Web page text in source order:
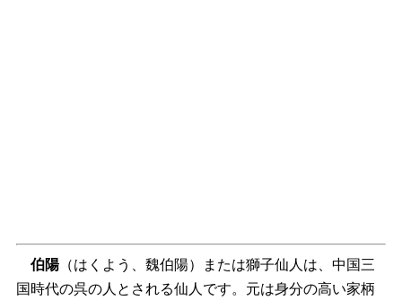
伯陽 （はくよう、魏伯陽）または獅子仙人は、中国三
国時代の呉の人とされる仙人です。元は身分の高い家柄